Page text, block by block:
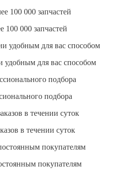
100 000 запчастей
удобным для вас способом
подбора
в течении суток
покупателям